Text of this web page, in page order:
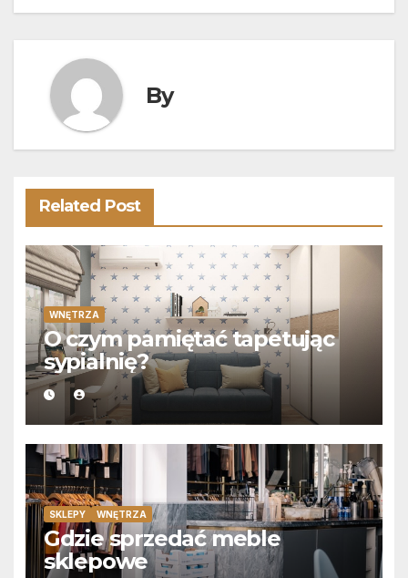
By
Related Post
WNĘTRZA
O czym pamiętać tapetując
sypialnię?
SKLEPY WNĘTRZA
Gdzie sprzedać meble
sklepowe